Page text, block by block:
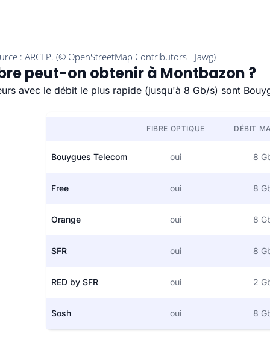
peut-on obtenir à Montbazon ?
avec le débit le plus rapide (jusqu'à 8 Gb/s) sont
FIBRE OPTIQUE DÉBIT
Bouygues Telecom oui 8
Free oui 8
Orange oui 8
SFR oui 8
RED by SFR oui 2
Sosh oui 8